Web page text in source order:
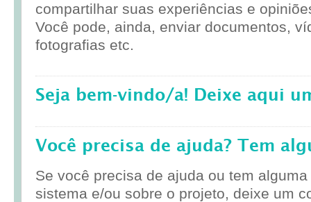
compartilhar suas experiências e
Você pode, ainda, enviar documentos,
fotografias etc.
Seja bem-vindo/a! Deixe aqui
Você precisa de ajuda? Tem
Se você precisa de ajuda ou tem
sistema e/ou sobre o projeto, deixe um